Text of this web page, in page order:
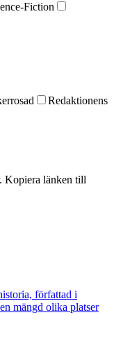
Fiction
Redaktionens
Kopiera länken till
författad i
mängd olika platser